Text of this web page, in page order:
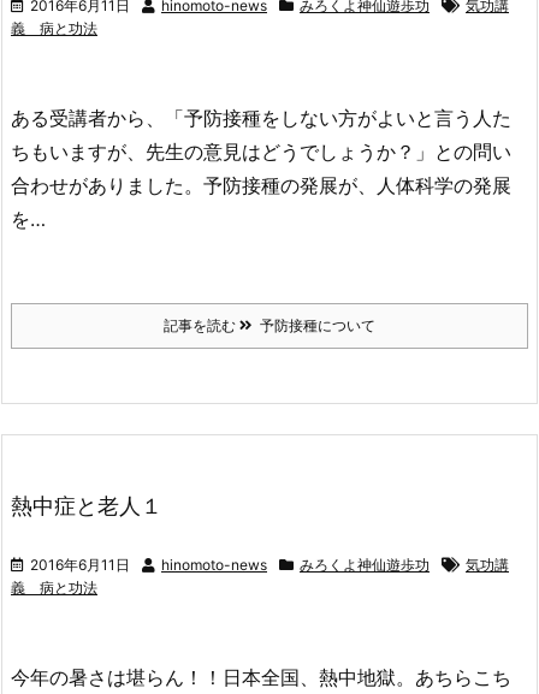
2016年6月11日 hinomoto-news みろくよ神仙遊歩功
気功講
義 病と功法
ある受講者から、「予防接種をしない方がよいと言う人た
ちもいますが、先生の意見はどうでしょうか？」との問い
合わせがありました。予防接種の発展が、人体科学の発展
を…
記事を読む 予防接種について
熱中症と老人１
2016年6月11日 hinomoto-news みろくよ神仙遊歩功
気功講
義 病と功法
今年の暑さは堪らん！！日本全国、熱中地獄。あちらこち